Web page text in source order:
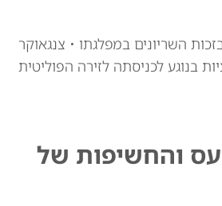
השריונים במפלגתו • צנגאוקר
בנוגע לכניסתה לזירה הפוליטית
והחשיפות של